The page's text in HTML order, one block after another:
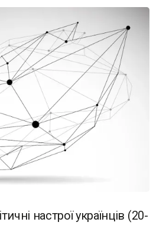
настрої українців (20-